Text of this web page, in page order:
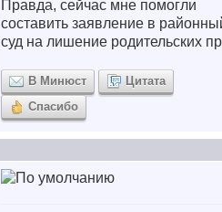
Правда, сейчас мне помогли
составить заявление в
суд на лишение родительских
В Минюст
Цитата
Спасибо